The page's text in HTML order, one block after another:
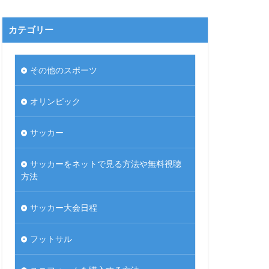
カテゴリー
その他のスポーツ
オリンピック
サッカー
サッカーをネットで見る方法や無料視聴
方法
サッカー大会日程
フットサル